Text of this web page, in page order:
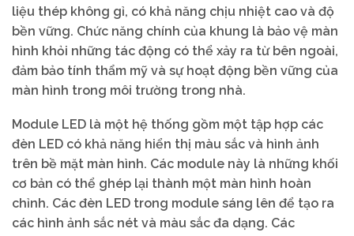
liệu thép không gỉ, có khả năng chịu nhiệt cao và độ
bền vững. Chức năng chính của khung là bảo vệ màn
hình khỏi những tác động có thể xảy ra từ bên ngoài,
đảm bảo tính thẩm mỹ và sự hoạt động bền vững của
màn hình trong môi trường trong nhà.
Module LED là một hệ thống gồm một tập hợp các
đèn LED có khả năng hiển thị màu sắc và hình ảnh
trên bề mặt màn hình. Các module này là những khối
cơ bản có thể ghép lại thành một màn hình hoàn
chỉnh. Các đèn LED trong module sáng lên để tạo ra
các hình ảnh sắc nét và màu sắc đa dạng. Các